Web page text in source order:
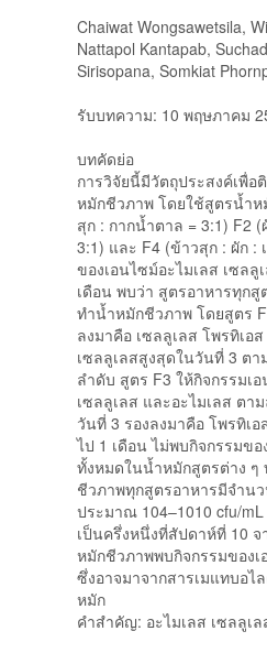
Chaiwat Wongsawetsila,
Nattapol Kantapab,
Sirisopana, Somkiat
รับบทความ: 10 พฤษภาคม
บทคัดย่อ
การวิจัยนี้มีวัตถุประสงค์เพื่
หมักชีวภาพ โดยใช้สูตรน้ำ
สุก : กากน้ำตาล = 3:1) F2
3:1) และ F4 (ข้าวสุก : ผัก :
ของเอนไซม์อะไมเลส เซลลู
เดือน พบว่า สูตรอาหารทุก
ทำน้ำหมักชีวภาพ โดยสูตร
ลงมาคือ เซลลูเลส โพรทิเอ
เซลลูเลสสูงสุดในวันที่ 3 ตา
ลำดับ สูตร F3 ให้กิจกรรมเ
เซลลูเลส และอะไมเลส ตา
วันที่ 3 รองลงมาคือ โพรทิเ
ไป 1 เดือน ไม่พบกิจกรรมข
ทั้งหมดในน้ำหมักสูตรต่าง ๆ
ชีวภาพทุกสูตรอาหารมีจำน
ประมาณ 104–1010 cfu/
เป็นครึ่งหนึ่งที่สัปดาห์ที่ 10
หมักชีวภาพพบกิจกรรมของเ
ซึ่งอาจมาจากสารเมแทบอไ
หมัก
คำสำคัญ: อะไมเลส เซลลูเ